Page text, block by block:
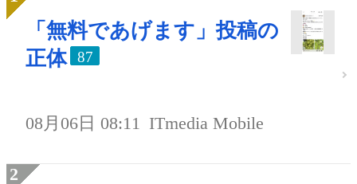
「無料であげます」投稿の
正体
87
08月06日 08:11 ITmedia Mobile